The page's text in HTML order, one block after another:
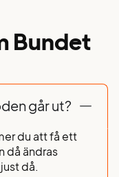
Bundet
går ut?
du att få ett
då ändras
då.